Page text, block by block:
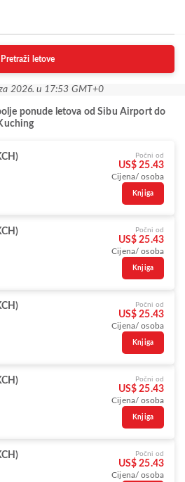
Pretraži letove
2026. u 17:53 GMT+0
ponude letova od Sibu Airport do
Počni od
US$ 25.43
Cijena/ osoba
Knjiga
Počni od
US$ 25.43
Cijena/ osoba
Knjiga
Počni od
US$ 25.43
Cijena/ osoba
Knjiga
Počni od
US$ 25.43
Cijena/ osoba
Knjiga
Počni od
US$ 25.43
Cijena/ osoba